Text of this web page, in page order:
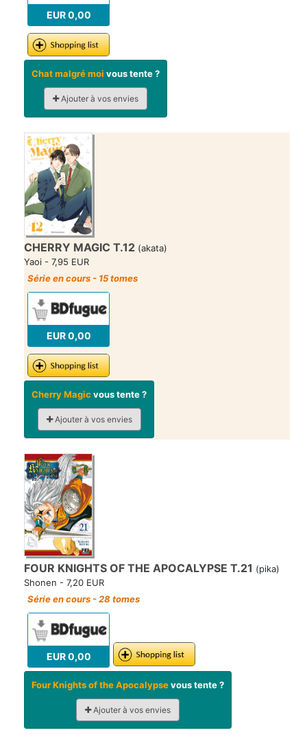
EUR 0,00
Chat malgré moi vous tente ?
Ajouter à vos envies
CHERRY MAGIC T.12 (akata)
Yaoi - 7,95 EUR
Série en cours - 15 tomes
EUR 0,00
Cherry Magic vous tente ?
Ajouter à vos envies
FOUR KNIGHTS OF THE APOCALYPSE T.21 (pika)
Shonen - 7,20 EUR
Série en cours - 28 tomes
EUR 0,00
Four Knights of the Apocalypsevous tente ?
Ajouter à vos envies